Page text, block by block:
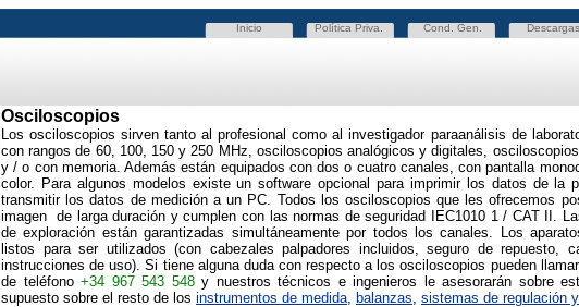
Inicio Política Priva. Cond. Gen. Descargas
Osciloscopios
Los osciloscopios sirven tanto al profesional como al investigador paraanálisis de
con rangos de 60, 100, 150 y 250 MHz, osciloscopios analógicos y digitales, osciloscopios
y / o con memoria. Además están equipados con dos o cuatro canales, con pantalla
color. Para algunos modelos existe un software opcional para imprimir los datos de la
transmitir los datos de medición a un PC. Todos los osciloscopios que les ofrecemos
imagen de larga duración y cumplen con las normas de seguridad IEC1010 1 / CAT II.
de exploración están garantizadas simultáneamente por todos los canales. Los
listos para ser utilizados (con cabezales palpadores incluidos, seguro de repuesto,
instrucciones de uso). Si tiene alguna duda con respecto a los osciloscopios pueden
de teléfono+34 967 543 548y nuestros técnicos e ingenieros le asesorarán sobre
supuesto sobre el resto de los instrumentos de medida, balanzas, sistemas de regulación